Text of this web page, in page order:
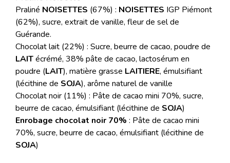
Praliné NOISETTES (67%) : NOISETTES IGP Piémont
(62%), sucre, extrait de vanille, fleur de sel de
Guérande.
Chocolat lait (22%) : Sucre, beurre de cacao, poudre de
LAITécrémé, 38% pâte de cacao, lactosérum en
poudre (LAIT), matière grasse LAITIERE, émulsifiant
(lécithine de SOJA), arôme naturel de vanille
Chocolat noir (11%) : Pâte de cacao mini 70%, sucre,
beurre de cacao, émulsifiant (lécithine de SOJA)
Enrobage chocolat noir 70% : Pâte de cacao mini
70%, sucre, beurre de cacao, émulsifiant (lécithine de
SOJA)